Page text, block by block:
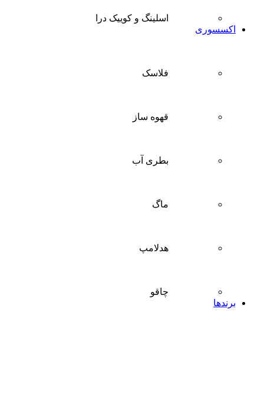
اسلینگ و کوییک درا
اکسسوری
فلاسک
قهوه ساز
بطری آب
ماگ
هدلامپ
چاقو
برندها